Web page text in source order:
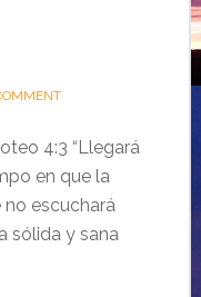
4:3 “Llegará
en que la
no escuchará
sólida y sana